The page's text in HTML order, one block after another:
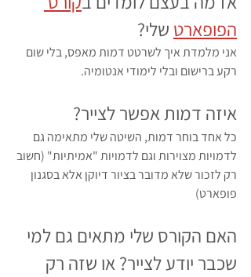
הפופארט שלי?
אני מלמדת איך לשרטט דמות מאפס, בלי שום
רקע ברישום ובלי לימודי אנטומיה.
איזה דמות אפשר לצייר?
כל אחד בוחר דמות, השיטה שלי מתאימה גם
לדמויות מצוירות וגם לדמויות "אמיתיות" (חשוב
רק לזכור שלא מדובר בציור דיוקן אלא בסגנון
פופארט)
האם הקורס שלי מתאים גם למי
שכבר יודע לצייר? או שזה רק